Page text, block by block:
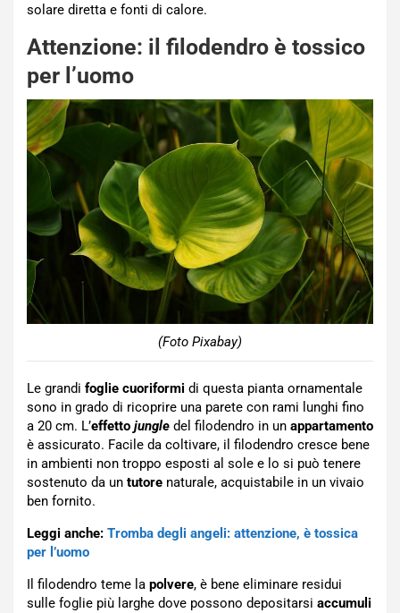
solare diretta e fonti di calore.
Attenzione: il filodendro è tossico
per l’uomo
(Foto Pixabay)
Le grandi foglie cuoriformi di questa pianta ornamentale
sono in grado di ricoprire una parete con rami lunghi fino
a 20 cm. L’effetto jungle del filodendro in un appartamento
è assicurato. Facile da coltivare, il filodendro cresce bene
in ambienti non troppo esposti al sole e lo si può tenere
sostenuto da un tutore naturale, acquistabile in un vivaio
ben fornito.
Leggi anche: Tromba degli angeli: attenzione, è tossica
per l’uomo
Il filodendro teme la polvere, è bene eliminare residui
sulle foglie più larghe dove possono depositarsi accumuli